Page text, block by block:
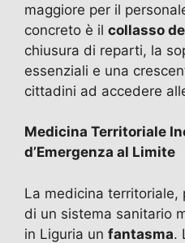
maggiore per il
concreto è il collasso
chiusura di reparti, la
essenziali e una
cittadini ad accedere
Medicina Territoriale
d’Emergenza al Limite
La medicina
di un sistema sanitario
in Liguria un fantasma.